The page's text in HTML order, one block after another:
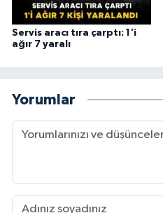
Servis aracı tıra çarptı: 1'i
ağır 7 yaralı
Yorumlar